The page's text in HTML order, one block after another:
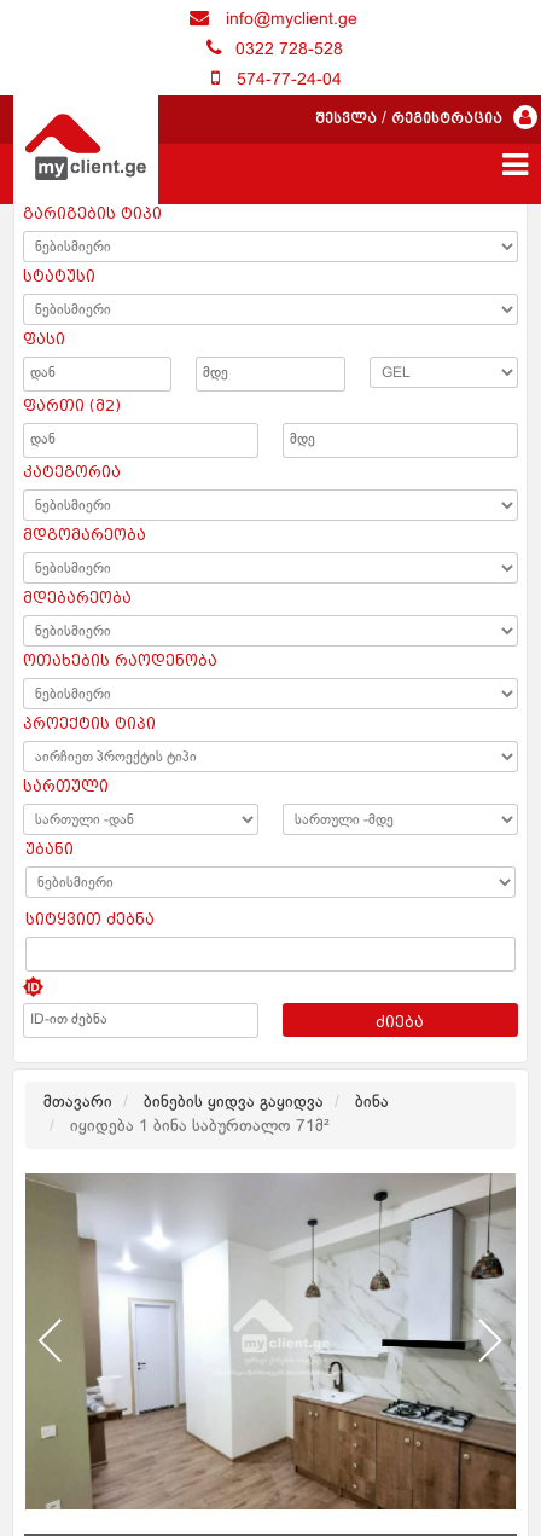
info@myclient.ge
0322 728-528
574-77-24-04
შესვლა / რეგისტრაცია
გარიგების ტიპი
სტატუსი
ფასი
ფართი (მ2)
კატეგორია
მდგომარეობა
მდებარეობა
ოთახების რაოდენობა
პროექტის ტიპი
სართული
უბანი
სიტყვით ძებნა
ძიება
მთავარი ბინების ყიდვა გაყიდვა
ბინა
იყიდება 1 ბინა საბურთალო 71მ²